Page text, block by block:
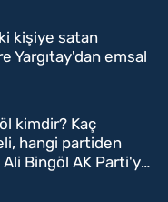
kişiye satan
Yargıtay'dan emsal
kimdir? Kaç
hangi partiden
Bingöl AK Parti'ye